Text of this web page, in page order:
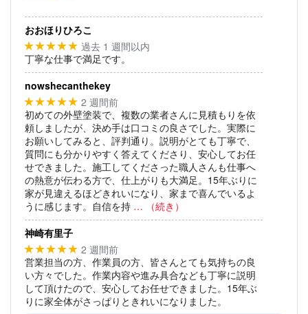
おおほりひろこ
★★★★★ 過去 1 週間以内
丁寧な仕事で満足です。
nowshecanthekey
★★★★★ 2 週間前
初めての外壁塗装で、複数の業者さんに見積もりを依
頼しましたが、決め手は口コミの良さでした。実際に
お願いしてみると、評判通り。説明がとても丁寧で、
質問にも分かりやすく答えてくださり、安心してお任
せできました。施工してくださった職人さんも仕事へ
の熱意が伝わる方で、仕上がりも大満足。15年ぶりに
家が見違えるほどきれいになり、家まで喜んでいるよ
うに感じます。自信を持 … （続き）
神崎有里子
★★★★★ 2 週間前
営業担当の方、作業員の方、皆さんとても気持ちの良
い方々でした。作業内容や進み具合なども丁寧に説明
して頂けたので、安心してお任せできました。15年ぶ
りに家全体がさっぱりときれいになりました。